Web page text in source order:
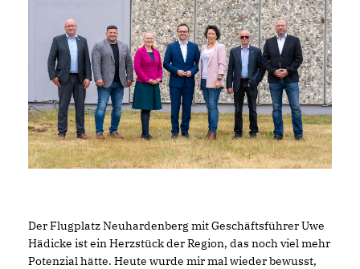
Der Flugplatz Neuhardenberg mit Geschäftsführer Uwe
Hädicke ist ein Herzstück der Region, das noch viel mehr
Potenzial hätte. Heute wurde mir mal wieder bewusst,